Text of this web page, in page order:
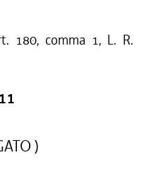
180, comma 1, L. R.
)